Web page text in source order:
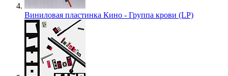
Виниловая пластинка Кино - Группа крови (LP)